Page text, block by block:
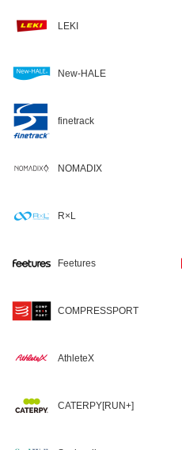
LEKI
New-HALE
finetrack
NOMADIX
R×L
Feetures
COMPRESSPORT
AthleteX
CATERPY[RUN+]